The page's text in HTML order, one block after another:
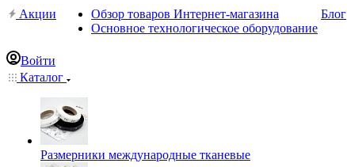
Акции
Обзор товаров Интернет-магазина
Основное технологическое оборудование
Блог
Войти
Каталог
Размерники международные тканевые